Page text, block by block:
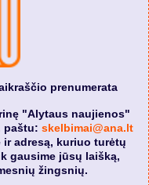
prenumerata
"Alytaus naujienos"
paštu: skelbimai@ana.lt
adresą, kuriuo turėtų
gausime jūsų laišką,
žingsnių.